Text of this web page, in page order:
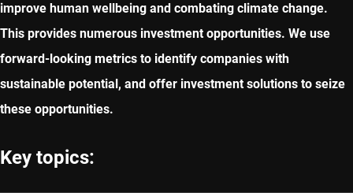
improve human wellbeing and combating climate change.
This provides numerous investment opportunities. We use
forward-looking metrics to identify companies with
sustainable potential, and offer investment solutions to seize
these opportunities.
Key topics: